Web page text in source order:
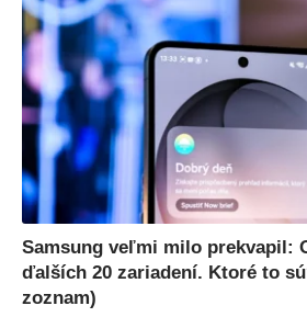
Samsung veľmi milo prekvapil:
ďalších 20 zariadení. Ktoré to
zoznam)